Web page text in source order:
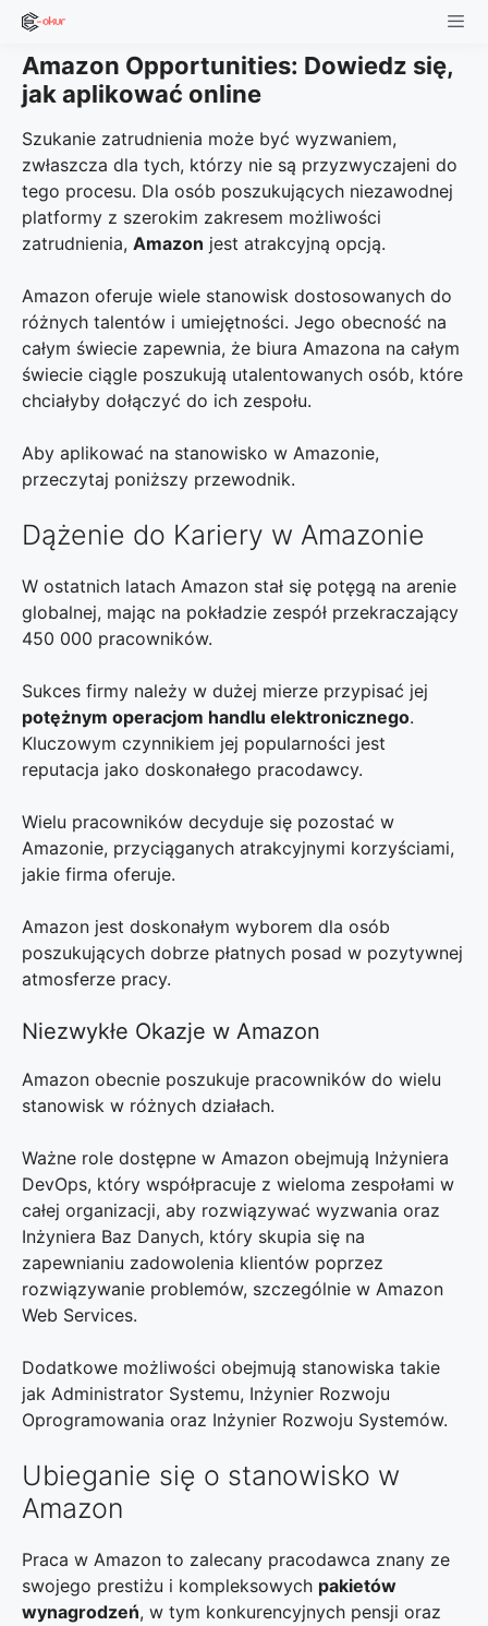
Skip
content
Amazon Opportunities: Dowiedz się,
jak aplikować online
Szukanie zatrudnienia może być wyzwaniem,
zwłaszcza dla tych, którzy nie są przyzwyczajeni do
tego procesu. Dla osób poszukujących niezawodnej
platformy z szerokim zakresem możliwości
zatrudnienia, Amazon jest atrakcyjną opcją.
Amazon oferuje wiele stanowisk dostosowanych do
różnych talentów i umiejętności. Jego obecność na
całym świecie zapewnia, że biura Amazona na całym
świecie ciągle poszukują utalentowanych osób, które
chciałyby dołączyć do ich zespołu.
Aby aplikować na stanowisko w Amazonie,
przeczytaj poniższy przewodnik.
Dążenie do Kariery w Amazonie
W ostatnich latach Amazon stał się potęgą na arenie
globalnej, mając na pokładzie zespół przekraczający
450 000 pracowników.
Sukces firmy należy w dużej mierze przypisać jej
potężnym operacjom handlu elektronicznego.
Kluczowym czynnikiem jej popularności jest
reputacja jako doskonałego pracodawcy.
Wielu pracowników decyduje się pozostać w
Amazonie, przyciąganych atrakcyjnymi korzyściami,
jakie firma oferuje.
Amazon jest doskonałym wyborem dla osób
poszukujących dobrze płatnych posad w pozytywnej
atmosferze pracy.
Niezwykłe Okazje w Amazon
Amazon obecnie poszukuje pracowników do wielu
stanowisk w różnych działach.
Ważne role dostępne w Amazon obejmują Inżyniera
DevOps, który współpracuje z wieloma zespołami w
całej organizacji, aby rozwiązywać wyzwania oraz
Inżyniera Baz Danych, który skupia się na
zapewnianiu zadowolenia klientów poprzez
rozwiązywanie problemów, szczególnie w Amazon
Web Services.
Dodatkowe możliwości obejmują stanowiska takie
jak Administrator Systemu, Inżynier Rozwoju
Oprogramowania oraz Inżynier Rozwoju Systemów.
Ubieganie się o stanowisko w
Amazon
Praca w Amazon to zalecany pracodawca znany ze
swojego prestiżu i kompleksowych pakietów
wynagrodzeń, w tym konkurencyjnych pensji oraz